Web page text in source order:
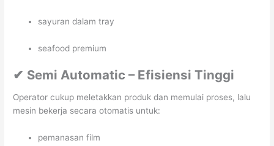
sayuran dalam tray
seafood premium
✔ Semi Automatic – Efisiensi Tinggi
Operator cukup meletakkan produk dan memulai proses, lalu
mesin bekerja secara otomatis untuk:
pemanasan film